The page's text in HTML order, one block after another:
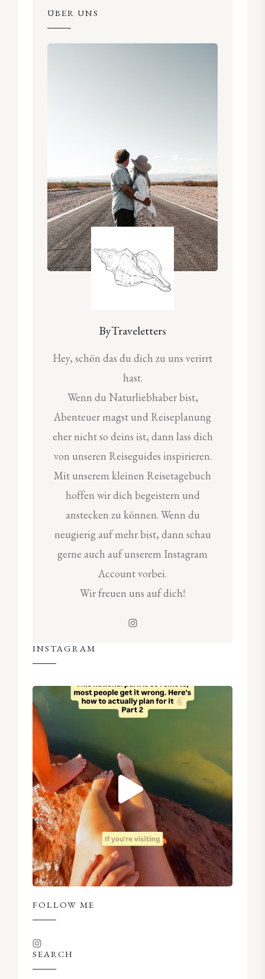
ÜBER UNS
ByTraveletters
Hey, schön das du dich zu uns verirrt
hast.
Wenn du Naturliebhaber bist,
Abenteuer magst und Reiseplanung
eher nicht so deins ist, dann lass dich
von unseren Reiseguides inspirieren.
Mit unserem kleinen Reisetagebuch
hoffen wir dich begeistern und
anstecken zu können. Wenn du
neugierig auf mehr bist, dann schau
gerne auch auf unserem Instagram
Account vorbei.
Wir freuen uns auf dich!
INSTAGRAM
FOLLOW ME
SEARCH